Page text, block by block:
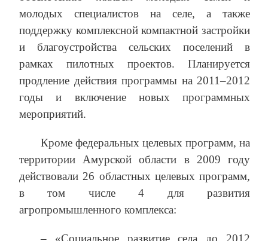
молодых специалистов на селе, а также
поддержку комплексной компактной застройки
и благоустройства сельских поселений в
рамках пилотных проектов. Планируется
продление действия программы на 2011–2012
годы и включение новых программных
мероприятий.
Кроме федеральных целевых программ, на
территории Амурской области в 2009 году
действовали 26 областных целевых программ,
в том числе 4 для развития
агропромышленного комплекса:
– «Социальное развитие села до 2012